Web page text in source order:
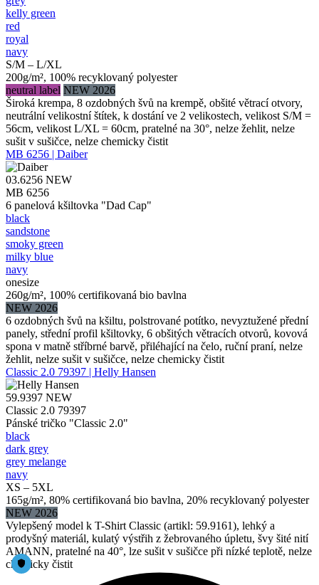
kelly green
red
royal
navy
S/M – L/XL
200g/m², 100% recyklovaný polyester
neutral label NEW 2026
Široká krempa, 8 ozdobných švů na krempě, obšité větrací otvory,
neutrální velikostní štítek, k dostání ve 2 velikostech, velikost S/M =
56cm, velikost L/XL = 60cm, pratelné na 30°, nelze žehlit, nelze
sušit v sušičce, nelze chemicky čistit
MB 6256 | Daiber
03.6256 NEW
MB 6256
6 panelová kšiltovka "Dad Cap"
black
sandstone
smoky green
milky blue
navy
onesize
260g/m², 100% certifikovaná bio bavlna
NEW 2026
6 ozdobných švů na kšiltu, polstrované potítko, nevyztužené přední
panely, střední profil kšiltovky, 6 obšitých větracích otvorů, kovová
spona v matně stříbrné barvě, přiléhající na čelo, ruční praní, nelze
žehlit, nelze sušit v sušičce, nelze chemicky čistit
Classic 2.0 79397 | Helly Hansen
59.9397 NEW
Classic 2.0 79397
Pánské tričko "Classic 2.0"
black
dark grey
grey melange
navy
XS – 5XL
165g/m², 80% certifikovaná bio bavlna, 20% recyklovaný polyester
NEW 2026
Vylepšený model k T-Shirt Classic (artikl: 59.9161), lehký a
prodyšný materiál, kulatý výstřih z žebrovaného úpletu, švy šité nití
AMANN, pratelné na 40°, lze sušit v sušičce při nízké teplotě, nelze
chemicky čistit